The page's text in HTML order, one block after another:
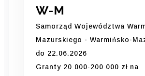
W-M
Samorząd Województwa
Mazurskiego - Warmińsko-
do 22.06.2026
Granty 20 000-200 000 zł na